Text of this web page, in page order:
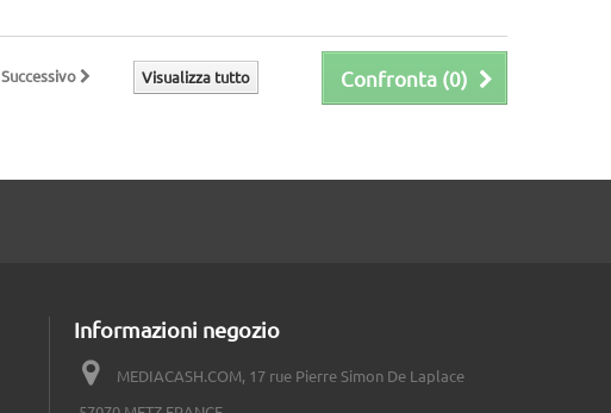
Confronta (0)
Visualizza tutto
Successivo
Informazioni negozio
MEDIACASH.COM, 17 rue Pierre Simon De Laplace